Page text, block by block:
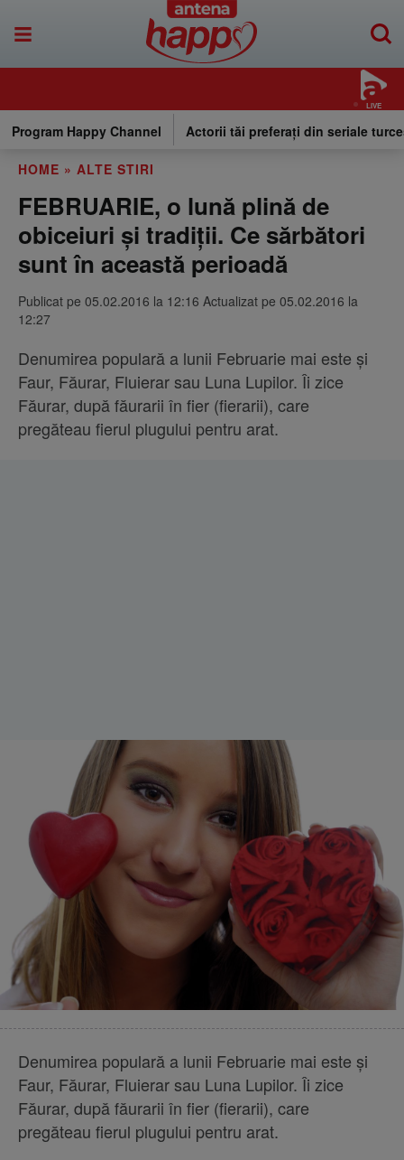
LIVE
Program Happy Channel Actorii tăi preferați din seriale
HOME » ALTE STIRI
FEBRUARIE, o lună plină de
obiceiuri și tradiții. Ce sărbători
sunt în această perioadă
Publicat pe 05.02.2016 la 12:16 Actualizat pe 05.02.2016 la
12:27
Denumirea populară a lunii Februarie mai este şi
Faur, Făurar, Fluierar sau Luna Lupilor. Îi zice
Făurar, după făurarii în fier (fierarii), care
pregăteau fierul plugului pentru arat.
Denumirea populară a lunii Februarie mai este şi
Faur, Făurar, Fluierar sau Luna Lupilor. Îi zice
Făurar, după făurarii în fier (fierarii), care
pregăteau fierul plugului pentru arat.